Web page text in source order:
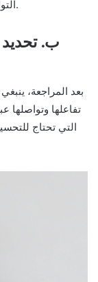
التواصل، وتقييم مدى فعالية وإيجابية هذه التفاعلات.
ب.
بعد المراجعة،
تفاعلها وتواصلها
التي تحتاج